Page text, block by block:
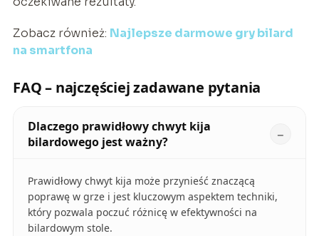
Zobacz również: Najlepsze darmowe gry bilard
na smartfona
FAQ – najczęściej zadawane pytania
Dlaczego prawidłowy chwyt kija
bilardowego jest ważny?
Prawidłowy chwyt kija może przynieść znaczącą
poprawę w grze i jest kluczowym aspektem techniki,
który pozwala poczuć różnicę w efektywności na
bilardowym stole.